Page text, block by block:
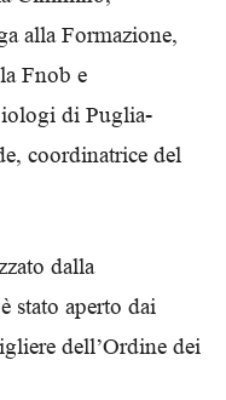
alla Formazione,
Fnob e
di Puglia-
coordinatrice del
dalla
stato aperto dai
dell’Ordine dei